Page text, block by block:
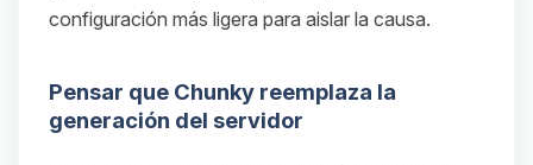
configuración más ligera para aislar la causa.
Pensar que Chunky reemplaza la
generación del servidor